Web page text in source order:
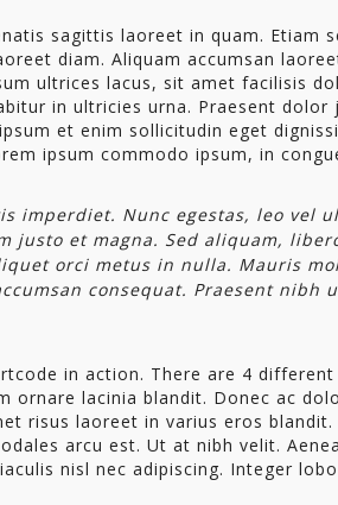
sagittis laoreet in quam. Etiam
diam. Aliquam accumsan
ultrices lacus, sit amet facilisis
in ultricies urna. Praesent
et enim sollicitudin eget
ipsum commodo ipsum, in
imperdiet. Nunc egestas, leo vel
justo et magna. Sed aliquam,
orci metus in nulla. Mauris
consequat. Praesent nibh
in action. There are 4
ornare lacinia blandit. Donec ac
risus laoreet in varius eros
arcu est. Ut at nibh velit.
nisl nec adipiscing. Integer